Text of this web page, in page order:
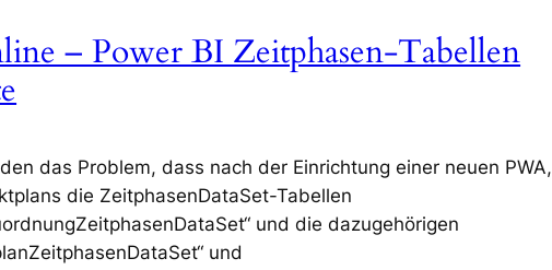
– Power BI Zeitphasen-Tabellen
das Problem, dass nach der Einrichtung einer neuen PWA,
die ZeitphasenDataSet-Tabellen
und die dazugehörigen
und